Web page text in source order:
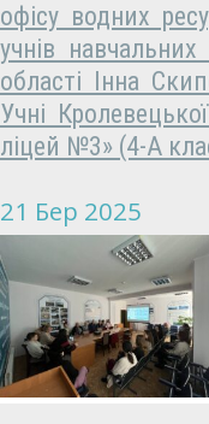
офісу водних
учнів
області Інна
Учні
ліцей №3» (4-А
21 Бер 2025